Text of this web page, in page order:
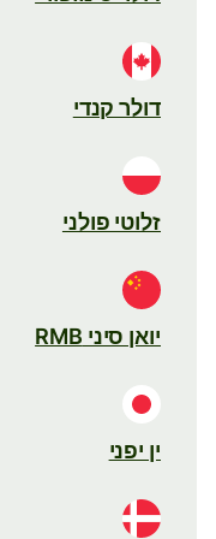
דולר קנדי
זלוטי פולני
יואן סיני RMB
ין יפני